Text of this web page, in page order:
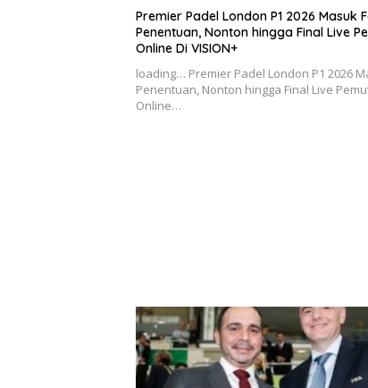
Premier Padel London P1 2026 Masuk
Penentuan, Nonton hingga Final Live
Online Di VISION+
loading… Premier Padel London P1 2026
Penentuan, Nonton hingga Final Live
Online…